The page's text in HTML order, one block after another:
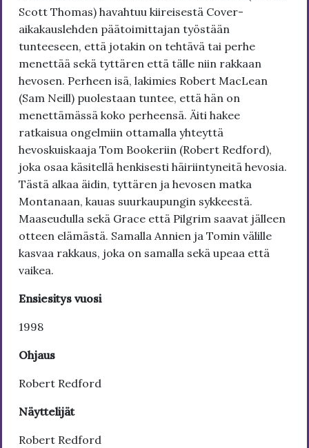
Scott Thomas) havahtuu kiireisestä Cover-
aikakauslehden päätoimittajan työstään
tunteeseen, että jotakin on tehtävä tai perhe
menettää sekä tyttären että tälle niin rakkaan
hevosen. Perheen isä, lakimies Robert MacLean
(Sam Neill) puolestaan tuntee, että hän on
menettämässä koko perheensä. Äiti hakee
ratkaisua ongelmiin ottamalla yhteyttä
hevoskuiskaaja Tom Bookeriin (Robert Redford),
joka osaa käsitellä henkisesti häiriintyneitä hevosia.
Tästä alkaa äidin, tyttären ja hevosen matka
Montanaan, kauas suurkaupungin sykkeestä.
Maaseudulla sekä Grace että Pilgrim saavat jälleen
otteen elämästä. Samalla Annien ja Tomin välille
kasvaa rakkaus, joka on samalla sekä upeaa että
vaikea.
Ensiesitys vuosi
1998
Ohjaus
Robert Redford
Näyttelijät
Robert Redford